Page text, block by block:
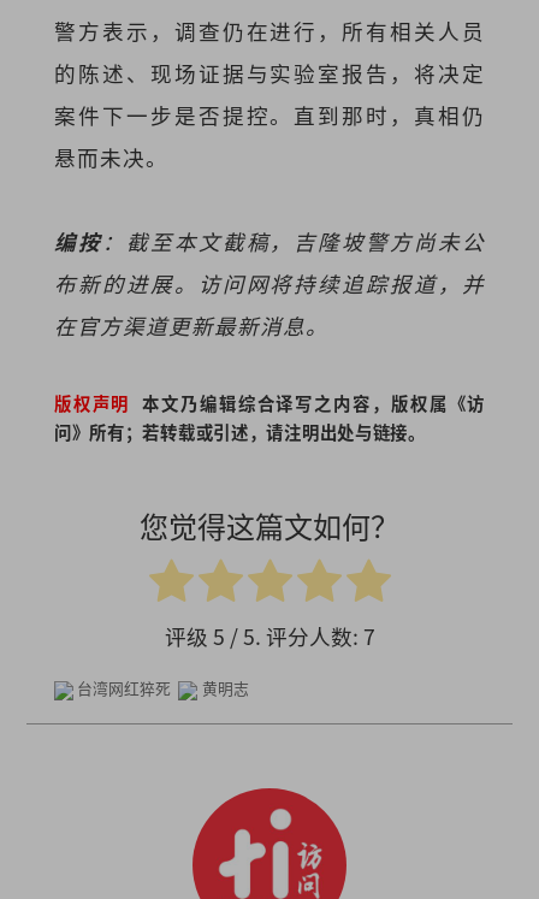
警方表示，调查仍在进行，所有相关人员
的陈述、现场证据与实验室报告，将决定
案件下一步是否提控。直到那时，真相仍
悬而未决。
编按：截至本文截稿，吉隆坡警方尚未公
布新的进展。访问网将持续追踪报道，并
在官方渠道更新最新消息。
版权声明 本文乃编辑综合译写之内容，版权属《访
问》所有；若转载或引述，请注明出处与链接。
您觉得这篇文如何？
评级 5 / 5. 评分人数: 7
台湾网红猝死 黄明志